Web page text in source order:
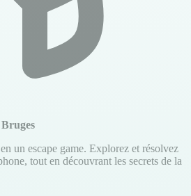
Bruges
un escape game. Explorez et résolvez
tout en découvrant les secrets de la